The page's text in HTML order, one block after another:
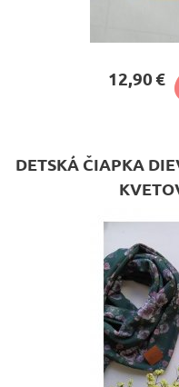
12,90 €
DETSKÁ ČIAPKA